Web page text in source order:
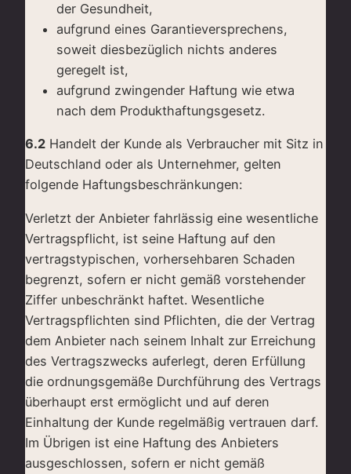
der Gesundheit,
aufgrund eines Garantieversprechens,
soweit diesbezüglich nichts anderes
geregelt ist,
aufgrund zwingender Haftung wie etwa
nach dem Produkthaftungsgesetz.
6.2 Handelt der Kunde als Verbraucher mit Sitz in
Deutschland oder als Unternehmer, gelten
folgende Haftungsbeschränkungen:
Verletzt der Anbieter fahrlässig eine wesentliche
Vertragspflicht, ist seine Haftung auf den
vertragstypischen, vorhersehbaren Schaden
begrenzt, sofern er nicht gemäß vorstehender
Ziffer unbeschränkt haftet. Wesentliche
Vertragspflichten sind Pflichten, die der Vertrag
dem Anbieter nach seinem Inhalt zur Erreichung
des Vertragszwecks auferlegt, deren Erfüllung
die ordnungsgemäße Durchführung des Vertrags
überhaupt erst ermöglicht und auf deren
Einhaltung der Kunde regelmäßig vertrauen darf.
Im Übrigen ist eine Haftung des Anbieters
ausgeschlossen, sofern er nicht gemäß